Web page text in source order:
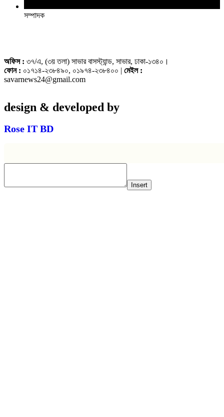
সম্পাদক
অফিস : ৩৭/এ, (৩য় তলা) সাভার বাসস্ট্যান্ড, সাভার, ঢাকা-১৩৪০।
ফোন : ০১৭১৪-২৩৮৪৯০, ০১৯৭৪-২৩৮৪০০ | মেইল :
savarnews24@gmail.com
design & developed by
Rose IT BD
Insert